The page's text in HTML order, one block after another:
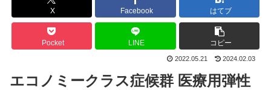
X Facebook はてブ
Pocket LINE コピー
2022.05.21 2024.02.03
エコノミークラス症候群 医療用弾性